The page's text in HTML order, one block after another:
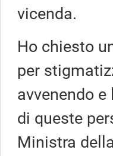
vicenda.
Ho chiesto
per
avvenendo
di queste
Ministra